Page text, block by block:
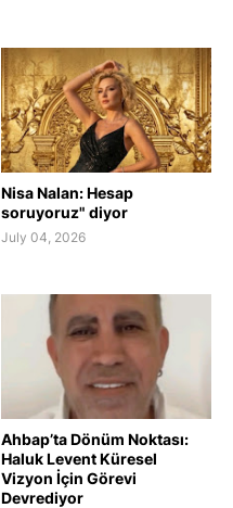
Nisa Nalan: Hesap
soruyoruz" diyor
July 04, 2026
Ahbap’ta Dönüm Noktası:
Haluk Levent Küresel
Vizyon İçin Görevi
Devrediyor